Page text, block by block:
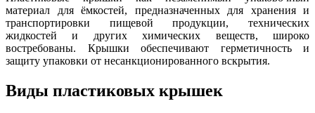
материал для ёмкостей, предназначенных для хранения и
транспортировки пищевой продукции, технических
жидкостей и других химических веществ, широко
востребованы. Крышки обеспечивают герметичность и
защиту упаковки от несанкционированного вскрытия.
Виды пластиковых крышек